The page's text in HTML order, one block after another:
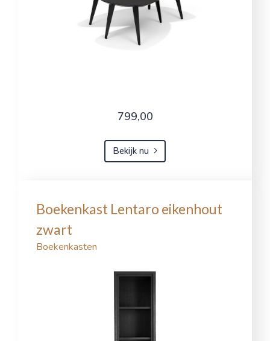
799,00
Bekijk nu
Boekenkast Lentaro eikenhout
zwart
Boekenkasten